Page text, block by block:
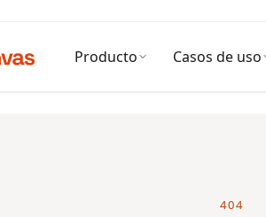
Producto Casos de uso
404